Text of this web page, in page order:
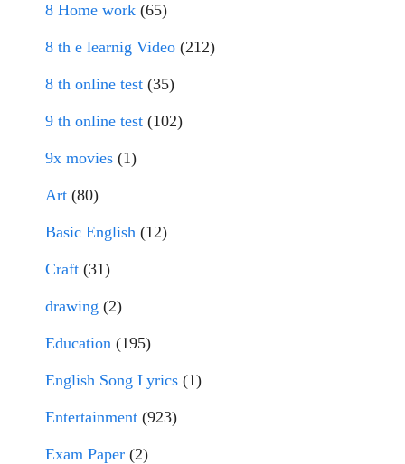
8 Home work (65)
8 th e learnig Video (212)
8 th online test (35)
9 th online test (102)
9x movies (1)
Art (80)
Basic English (12)
Craft (31)
drawing (2)
Education (195)
English Song Lyrics (1)
Entertainment (923)
Exam Paper (2)